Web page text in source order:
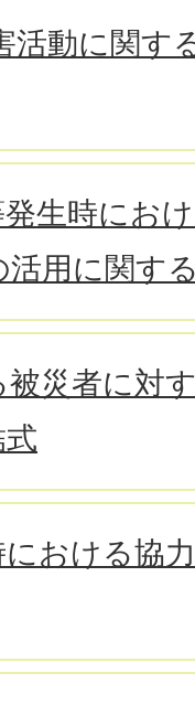
活動に関す
発生時にお
用に関す
被災者に対
における協